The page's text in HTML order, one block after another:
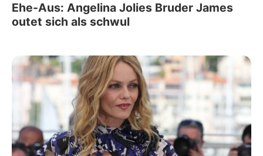
Ehe-Aus: Angelina Jolies Bruder James
outet sich als schwul